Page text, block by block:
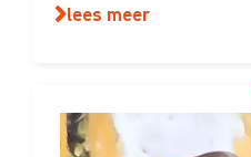
lees meer